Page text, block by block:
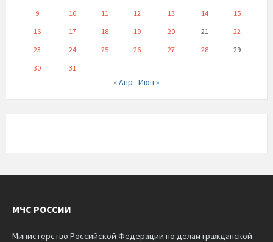
9
10 11 12 13 14
15
16
17 18 19 20 21
22
23
24 25 26 27 28
29
30
31
« Апр Июн »
МЧС РОССИИ
Министерство Российской Федерации по делам гражданской